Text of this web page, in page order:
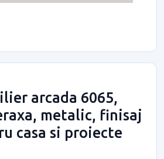
arcada 6065,
metalic, finisaj
casa si proiecte